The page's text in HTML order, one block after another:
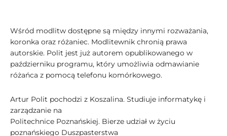
Wśród modlitw dostępne są między innymi rozważania,
koronka oraz różaniec. Modlitewnik chronią prawa
autorskie. Polit jest już autorem opublikowanego w
październiku programu, który umożliwia odmawianie
różańca z pomocą telefonu komórkowego.
Artur Polit pochodzi z Koszalina. Studiuje informatykę i
zarządzanie na
Politechnice Poznańskiej. Bierze udział w życiu
poznańskiego Duszpasterstwa